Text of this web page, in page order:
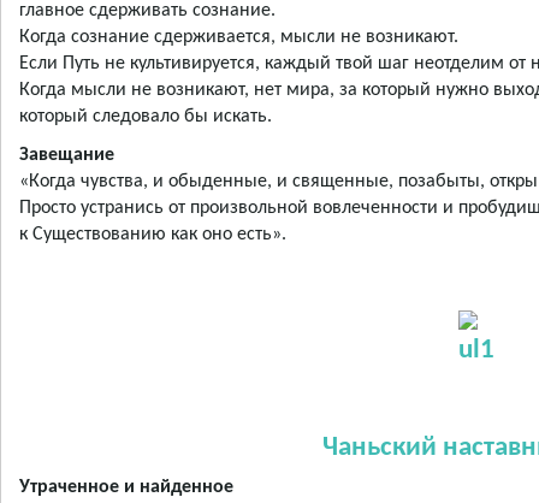
главное сдерживать сознание.
Когда сознание сдерживается, мысли не возникают.
Если Путь не культивируется, каждый твой шаг неотделим от
Когда мысли не возникают, нет мира, за который нужно
который следовало бы искать.
Завещание
«Когда чувства, и обыденные, и священные, позабыты,
Просто устранись от произвольной вовлеченности и
к Существованию как оно есть».
Чаньский
Утраченное и найденное